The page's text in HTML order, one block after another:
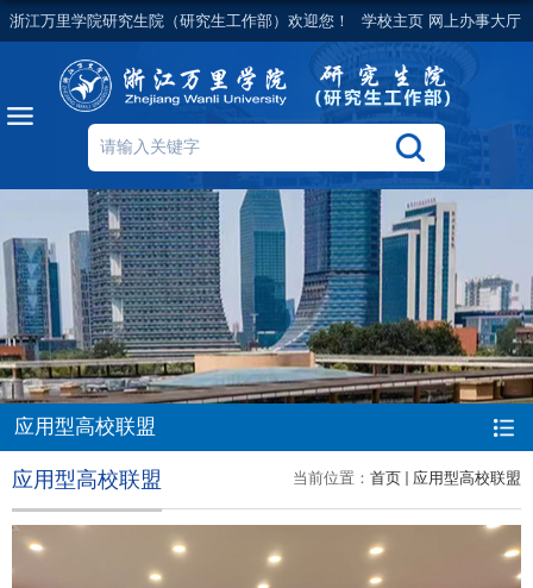
浙江万里学院研究生院（研究生工作部）欢迎您！ 学校主页 网上办事大厅
应用型高校联盟
当前位置： 首页 应用型高校联盟
应用型高校联盟